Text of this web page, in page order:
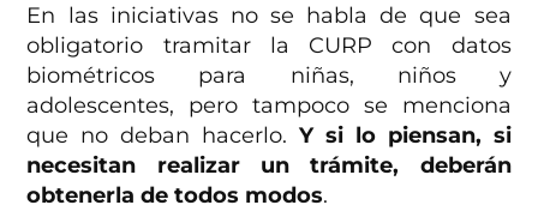
En las iniciativas no se habla de que sea
obligatorio tramitar la CURP con datos
biométricos para niñas, niños y
adolescentes, pero tampoco se menciona
que no deban hacerlo. Y si lo piensan, si
necesitan realizar un trámite, deberán
obtenerla de todos modos.